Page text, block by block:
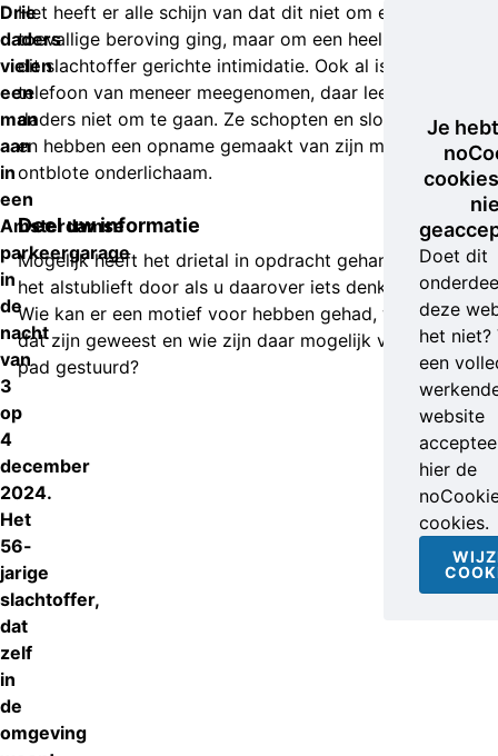
Drie
daders
vielen
een
man
aan
in
een
Amsterdamse
parkeergarage
in
de
nacht
van
3
op
4
december
2024.
Het
56-
jarige
slachtoffer,
dat
zelf
in
de
omgeving
Het heeft er alle schijn van dat dit niet om een
toevallige beroving ging, maar om een heel bewust op
dit slachtoffer gerichte intimidatie. Ook al is de
telefoon van meneer meegenomen, daar leek het de
daders niet om te gaan. Ze schopten en sloegen hem
en hebben een opname gemaakt van zijn met geweld
ontblote onderlichaam.
Deel uw informatie
Mogelijk heeft het drietal in opdracht gehandeld. Geef
het alstublieft door als u daarover iets denkt te weten.
Wie kan er een motief voor hebben gehad, wat kan
dat zijn geweest en wie zijn daar mogelijk voor op
pad gestuurd?
Je
Doet dit
deze
het niet?
een
website
hier de
cookies.